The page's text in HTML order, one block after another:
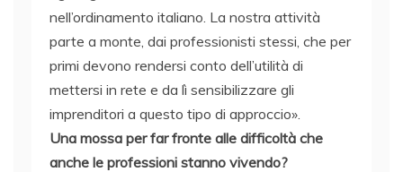
nell’ordinamento italiano. La nostra attività
parte a monte, dai professionisti stessi, che per
primi devono rendersi conto dell’utilità di
mettersi in rete e da lì sensibilizzare gli
imprenditori a questo tipo di approccio».
Una mossa per far fronte alle difficoltà che
anche le professioni stanno vivendo?